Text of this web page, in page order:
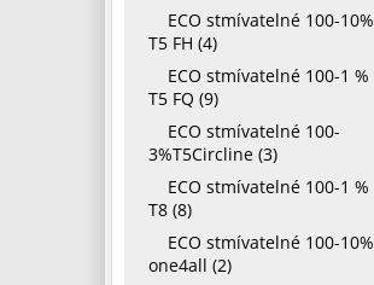
ECO stmívatelné 100-10%
T5 FH (4)
ECO stmívatelné 100-1 %
T5 FQ (9)
ECO stmívatelné 100-
3%T5Circline (3)
ECO stmívatelné 100-1 %
T8 (8)
ECO stmívatelné 100-10%
one4all (2)